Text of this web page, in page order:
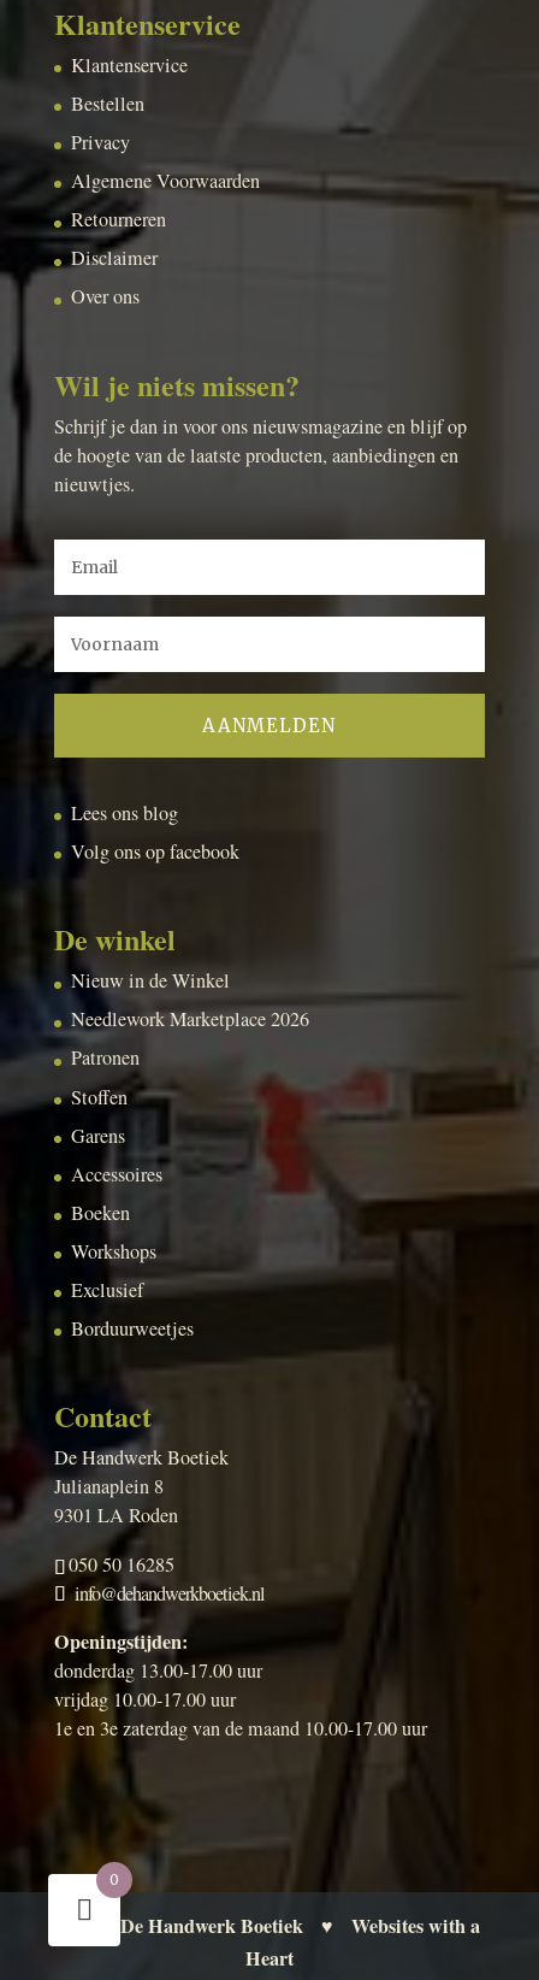
Klantenservice
Klantenservice
Bestellen
Privacy
Algemene Voorwaarden
Retourneren
Disclaimer
Over ons
Wil je niets missen?
Schrijf je dan in voor ons nieuwsmagazine en blijf op
de hoogte van de laatste producten, aanbiedingen en
nieuwtjes.
Lees ons blog
Volg ons op facebook
De winkel
Nieuw in de Winkel
Needlework Marketplace 2026
Patronen
Stoffen
Garens
Accessoires
Boeken
Workshops
Exclusief
Borduurweetjes
Contact
De Handwerk Boetiek
Julianaplein 8
9301 LA Roden
050 50 16285
info@dehandwerkboetiek.nl
Openingstijden:
donderdag 13.00-17.00 uur
vrijdag 10.00-17.00 uur
1e en 3e zaterdag van de maand 10.00-17.00 uur
© 2026De Handwerk Boetiek ♥
Websites with a
Heart
0